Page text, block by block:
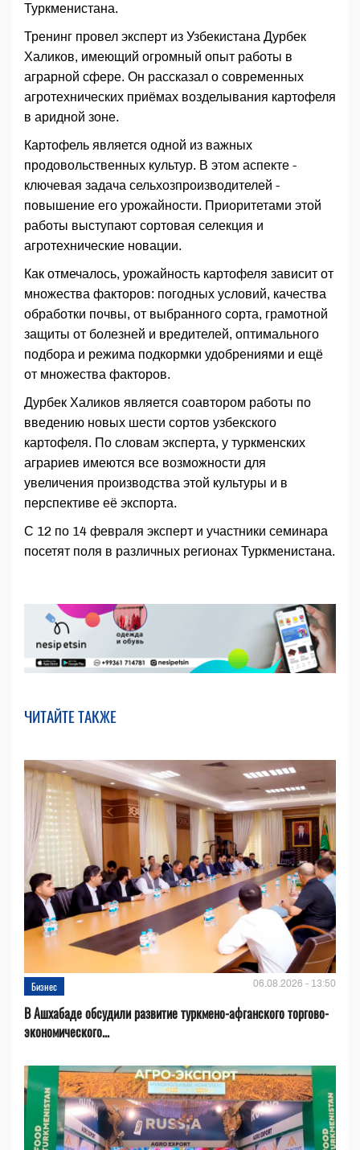
Туркменистана.
Тренинг провел эксперт из Узбекистана Дурбек
Халиков, имеющий огромный опыт работы в
аграрной сфере. Он рассказал о современных
агротехнических приёмах возделывания картофеля
в аридной зоне.
Картофель является одной из важных
продовольственных культур. В этом аспекте -
ключевая задача сельхозпроизводителей -
повышение его урожайности. Приоритетами этой
работы выступают сортовая селекция и
агротехнические новации.
Как отмечалось, урожайность картофеля зависит от
множества факторов: погодных условий, качества
обработки почвы, от выбранного сорта, грамотной
защиты от болезней и вредителей, оптимального
подбора и режима подкормки удобрениями и ещё
от множества факторов.
Дурбек Халиков является соавтором работы по
введению новых шести сортов узбекского
картофеля. По словам эксперта, у туркменских
аграриев имеются все возможности для
увеличения производства этой культуры и в
перспективе её экспорта.
С 12 по 14 февраля эксперт и участники семинара
посетят поля в различных регионах Туркменистана.
ЧИТАЙТЕ ТАКЖЕ
Бизнес 06.08.2026 - 13:50
В Ашхабаде обсудили развитие туркмено-афганского торгово-
экономического...